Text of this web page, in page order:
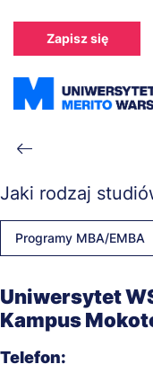
treści
Zapisz się
Ścieżka
Jaki rodzaj
Programy MBA/EMBA
Uniwersytet
Kampus
Telefon: